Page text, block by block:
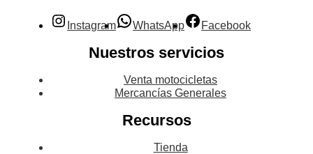
Instagram WhatsApp Facebook
Nuestros servicios
Venta motocicletas
Mercancías Generales
Recursos
Tienda